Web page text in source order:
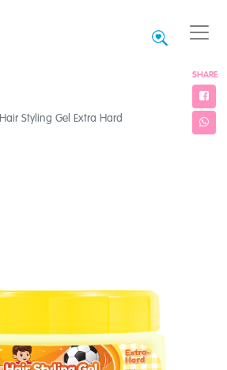
Hair Styling Gel Extra Hard
SHARE